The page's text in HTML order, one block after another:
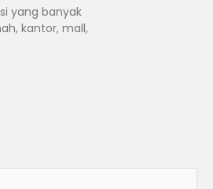
yang banyak
kantor, mall,